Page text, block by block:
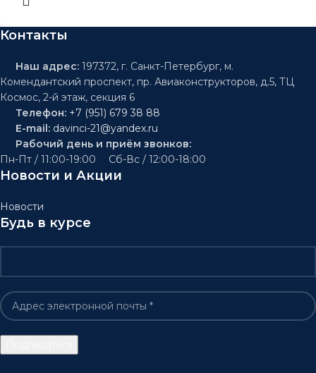
Контакты
Наш адрес: 197372, г. Санкт-Петербург, м.
Комендантский проспект, пр. Авиаконструкторов, д.5, ТЦ
Космос, 2-й этаж, секция 6
Телефон: +7 (951) 679 38 88
E-mail: davinci-21@yandex.ru
Рабочий день и приём звонков:
Пн-Пт / 11:00-19:00 Сб-Вс / 12:00-18:00
Новости и Акции
Новости
Будь в курсе